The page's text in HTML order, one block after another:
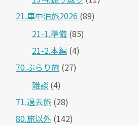
21.車中泊旅2026 (89)
21-1.準備 (85)
21-2.本編 (4)
70.ぶらり旅 (27)
雑談 (4)
71.過去旅 (28)
80.旅以外 (142)